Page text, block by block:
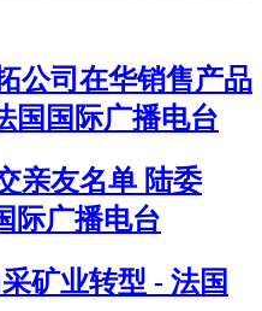
公司在华销售产品
国国际广播电台
亲友名单 陆委
际广播电台
矿业转型 - 法国